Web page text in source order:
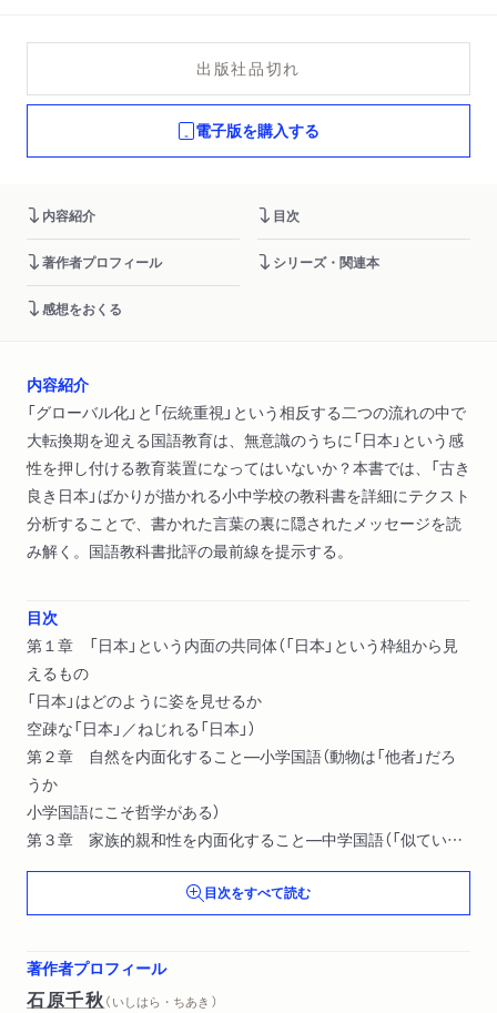
出版社品切れ
電子版を購入する
内容紹介 目次
著作者プロフィール シリーズ・関連本
感想をおくる
内容紹介
「グローバル化」と「伝統重視」という相反する二つの流れの中で
大転換期を迎える国語教育は、無意識のうちに「日本」という感
性を押し付ける教育装置になってはいないか？本書では、「古き
良き日本」ばかりが描かれる小中学校の教科書を詳細にテクスト
分析することで、書かれた言葉の裏に隠されたメッセージを読
み解く。国語教科書批評の最前線を提示する。
目次
第１章 「日本」という内面の共同体（「日本」という枠組から見
えるもの
「日本」はどのように姿を見せるか
空疎な「日本」／ねじれる「日本」）
第２章 自然を内面化すること―小学国語（動物は「他者」だろ
うか
小学国語にこそ哲学がある）
第３章 家族的親和性を内面化すること―中学国語（「似てい
る」ことを教える
バラエティーがある小説群）
第４章 『国語教科書の思想』その後（なぜ「国語教育」は「道徳教
自由に読むことと「気持ち」を問うこと）
目次をすべて読む
著作者プロフィール
石原千秋（ いしはら・ちあき ）